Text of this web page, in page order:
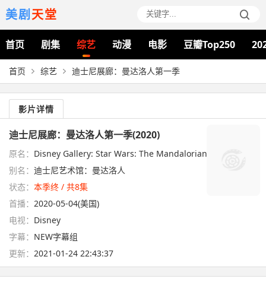
美剧天堂
首页 剧集 综艺 动漫 电影 豆瓣Top250
首页 综艺 迪士尼展廊：曼达洛人第一季
影片详情
迪士尼展廊：曼达洛人第一季(2020)
原名： Disney Gallery: Star Wars: The Mandalorian Season 1
别名： 迪士尼艺术馆：曼达洛人
状态： 本季终 / 共8集
首播： 2020-05-04(美国)
电视： Disney
字幕： NEW字幕组
更新： 2021-01-24 22:43:37